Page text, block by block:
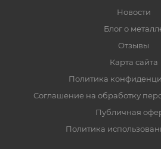
Новости
Блог о
Отзывы
Карта сайта
Политика
Соглашение на обработку
Публичная
Политика